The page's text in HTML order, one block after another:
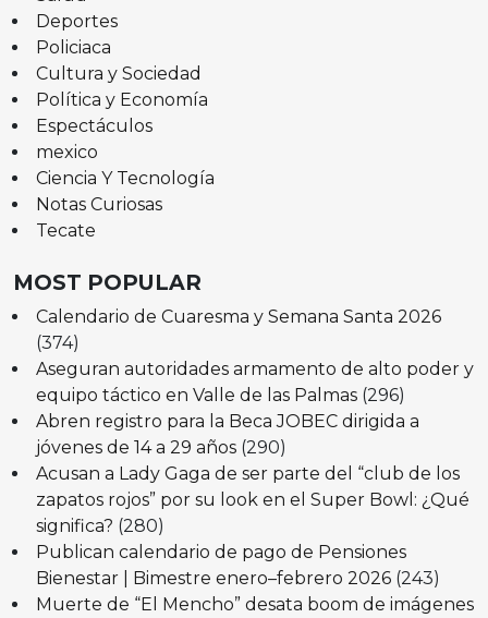
Deportes
Policiaca
Cultura y Sociedad
Política y Economía
Espectáculos
mexico
Ciencia Y Tecnología
Notas Curiosas
Tecate
MOST POPULAR
Calendario de Cuaresma y Semana Santa 2026
(374)
Aseguran autoridades armamento de alto poder y
equipo táctico en Valle de las Palmas (296)
Abren registro para la Beca JOBEC dirigida a
jóvenes de 14 a 29 años (290)
Acusan a Lady Gaga de ser parte del “club de los
zapatos rojos” por su look en el Super Bowl: ¿Qué
significa? (280)
Publican calendario de pago de Pensiones
Bienestar | Bimestre enero–febrero 2026 (243)
Muerte de “El Mencho” desata boom de imágenes